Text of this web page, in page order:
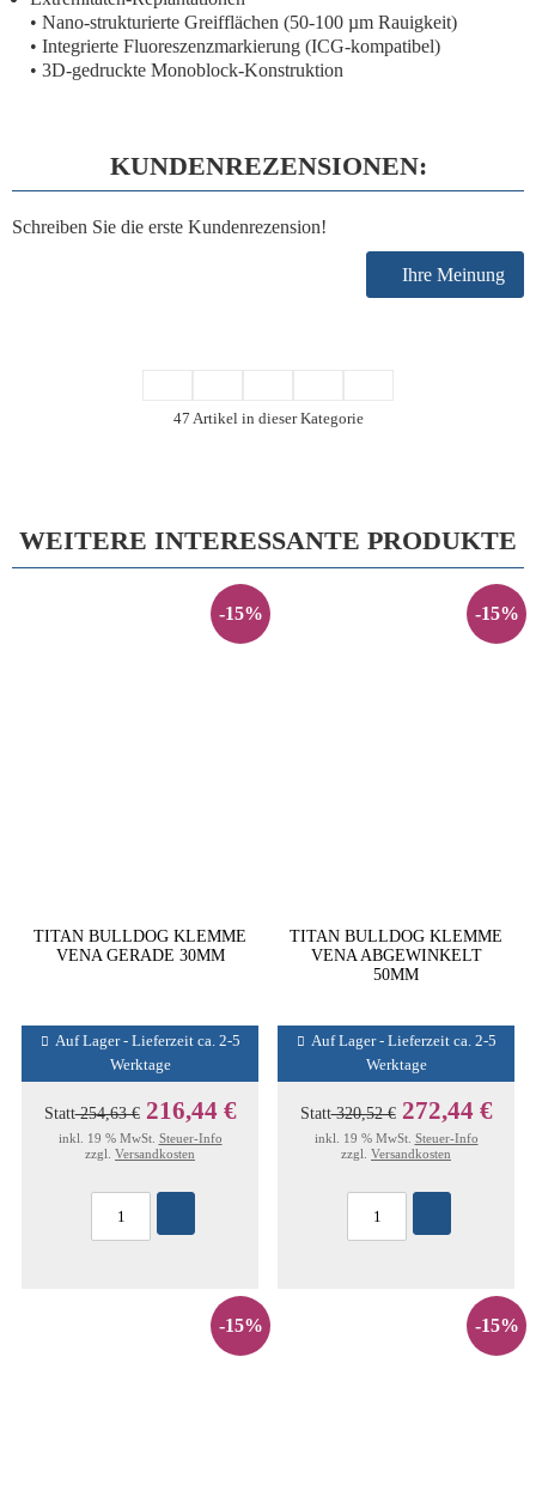
• Nano-strukturierte Greifflächen (50-100 µm Rauigkeit)
• Integrierte Fluoreszenzmarkierung (ICG-kompatibel)
• 3D-gedruckte Monoblock-Konstruktion
KUNDENREZENSIONEN:
Schreiben Sie die erste Kundenrezension!
Ihre Meinung
47 Artikel in dieser Kategorie
WEITERE INTERESSANTE PRODUKTE
-15%
TITAN BULLDOG KLEMME
VENA GERADE 30MM
Auf Lager - Lieferzeit ca. 2-5
Werktage
Statt254,63 € 216,44 €
inkl. 19 % MwSt. Steuer-Info
zzgl. Versandkosten
-15%
TITAN BULLDOG KLEMME
VENA ABGEWINKELT
50MM
Auf Lager - Lieferzeit ca. 2-5
Werktage
Statt320,52 € 272,44 €
inkl. 19 % MwSt. Steuer-Info
zzgl. Versandkosten
-15% -15%